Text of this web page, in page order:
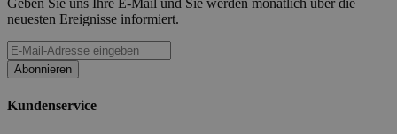
Geben Sie uns Ihre E-Mail und Sie werden monatlich über die
neuesten Ereignisse informiert.
Abonnieren
Kundenservice